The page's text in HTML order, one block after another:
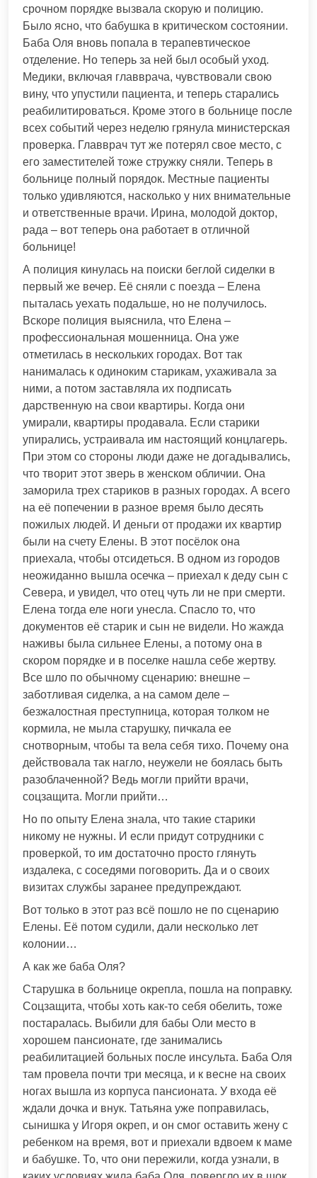
срочном порядке вызвала скорую и полицию.
Было ясно, что бабушка в критическом состоянии.
Баба Оля вновь попала в терапевтическое
отделение. Но теперь за ней был особый уход.
Медики, включая главврача, чувствовали свою
вину, что упустили пациента, и теперь старались
реабилитироваться. Кроме этого в больнице после
всех событий через неделю грянула министерская
проверка. Главврач тут же потерял свое место, с
его заместителей тоже стружку сняли. Теперь в
больнице полный порядок. Местные пациенты
только удивляются, насколько у них внимательные
и ответственные врачи. Ирина, молодой доктор,
рада – вот теперь она работает в отличной
больнице!
А полиция кинулась на поиски беглой сиделки в
первый же вечер. Её сняли с поезда – Елена
пыталась уехать подальше, но не получилось.
Вскоре полиция выяснила, что Елена –
профессиональная мошенница. Она уже
отметилась в нескольких городах. Вот так
нанималась к одиноким старикам, ухаживала за
ними, а потом заставляла их подписать
дарственную на свои квартиры. Когда они
умирали, квартиры продавала. Если старики
упирались, устраивала им настоящий концлагерь.
При этом со стороны люди даже не догадывались,
что творит этот зверь в женском обличии. Она
заморила трех стариков в разных городах. А всего
на её попечении в разное время было десять
пожилых людей. И деньги от продажи их квартир
были на счету Елены. В этот посёлок она
приехала, чтобы отсидеться. В одном из городов
неожиданно вышла осечка – приехал к деду сын с
Севера, и увидел, что отец чуть ли не при смерти.
Елена тогда еле ноги унесла. Спасло то, что
документов её старик и сын не видели. Но жажда
наживы была сильнее Елены, а потому она в
скором порядке и в поселке нашла себе жертву.
Все шло по обычному сценарию: внешне –
заботливая сиделка, а на самом деле –
безжалостная преступница, которая толком не
кормила, не мыла старушку, пичкала ее
снотворным, чтобы та вела себя тихо. Почему она
действовала так нагло, неужели не боялась быть
разоблаченной? Ведь могли прийти врачи,
соцзащита. Могли прийти…
Но по опыту Елена знала, что такие старики
никому не нужны. И если придут сотрудники с
проверкой, то им достаточно просто глянуть
издалека, с соседями поговорить. Да и о своих
визитах службы заранее предупреждают.
Вот только в этот раз всё пошло не по сценарию
Елены. Её потом судили, дали несколько лет
колонии…
А как же баба Оля?
Старушка в больнице окрепла, пошла на поправку.
Соцзащита, чтобы хоть как-то себя обелить, тоже
постаралась. Выбили для бабы Оли место в
хорошем пансионате, где занимались
реабилитацией больных после инсульта. Баба Оля
там провела почти три месяца, и к весне на своих
ногах вышла из корпуса пансионата. У входа её
ждали дочка и внук. Татьяна уже поправилась,
сынишка у Игоря окреп, и он смог оставить жену с
ребенком на время, вот и приехали вдвоем к маме
и бабушке. То, что они пережили, когда узнали, в